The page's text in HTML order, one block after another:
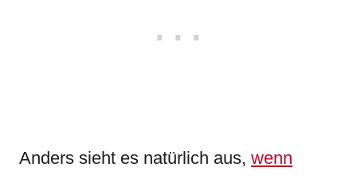
Anders sieht es natürlich aus, wenn